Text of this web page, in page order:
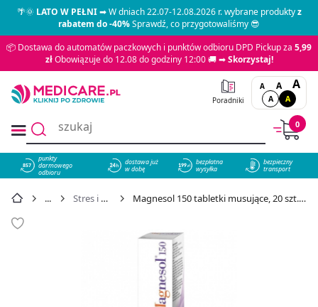
🌴🌞LATO W PEŁNI➡ W dniach 22.07-12.08.2026 r. wybrane produktyz
rabatem do -40%Sprawdź, co przygotowaliśmy 😎
📦 Dostawa do automatów paczkowych i punktów odbioru DPD Pickup za 5,99
złObowiązuje do 12.08 do godziny 12:00 🚚 ➡Skorzystaj!
Poradniki
A A A
A A
0
857
punkty
darmowego
odbioru
dostawa już
w dobę
bezpłatna
wysyłka
bezpieczny
transport
Stres i nerwy Magnesol 150 tabletki musujące, 20 szt. - cena 33,59 zł